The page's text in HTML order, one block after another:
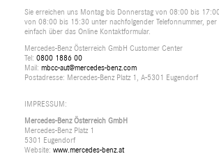
Sie erreichen uns Montag bis Donnerstag von 08:00 bis
von 08:00 bis 15:30 unter nachfolgender Telefonnummer, per
einfach über das Online Kontaktformular.
Mercedes-Benz Österreich GmbH Customer Center
Tel: 0800 1886 00
Mail: mbcc-aut@mercedes-benz.com
Postadresse: Mercedes-Benz Platz 1, A-5301 Eugendorf
IMPRESSUM:
Mercedes-Benz Österreich GmbH
Mercedes-Benz Platz 1
5301 Eugendorf
Website: www.mercedes-benz.at